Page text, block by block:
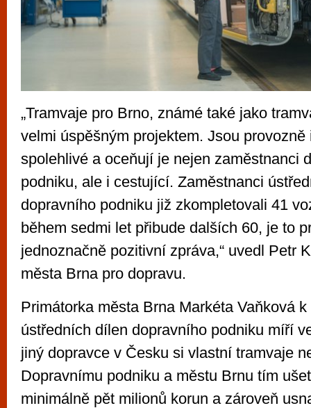
„Tramvaje pro Brno, známé také jako
velmi úspěšným projektem. Jsou provozně
spolehlivé a oceňují je nejen zaměstnanci
podniku, ale i cestující. Zaměstnanci
dopravního podniku již zkompletovali 41
během sedmi let přibude dalších 60, je to
jednoznačně pozitivní zpráva,“ uvedl Petr
města Brna pro dopravu.
Primátorka města Brna Markéta Vaňková k
ústředních dílen dopravního podniku míří
jiný dopravce v Česku si vlastní tramvaje
Dopravnímu podniku a městu Brnu tím
minimálně pět milionů korun a zároveň